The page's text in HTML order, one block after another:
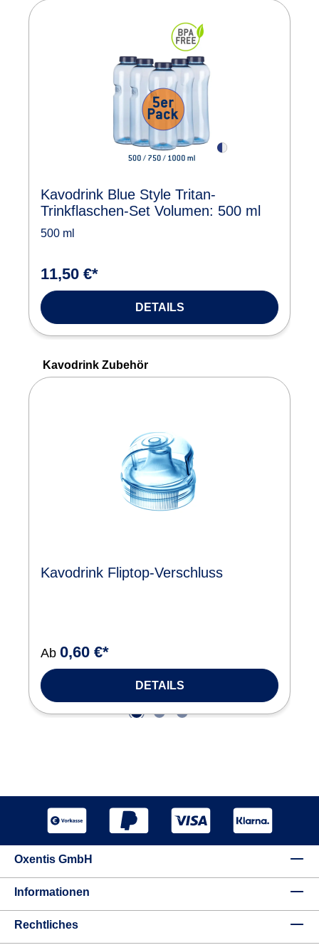
Kavodrink Blue Style Tritan-
Trinkflaschen-Set Volumen: 500 ml
500 ml
11,50 €*
DETAILS
Produktgalerie überspringen
Kavodrink Zubehör
Kavodrink Fliptop-Verschluss
Ab 0,60 €*
DETAILS
Oxentis GmbH
Informationen
Rechtliches